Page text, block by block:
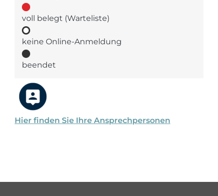
Hier finden Sie Ihre Ansprechpersonen
voll belegt (Warteliste)
keine Online-Anmeldung
beendet